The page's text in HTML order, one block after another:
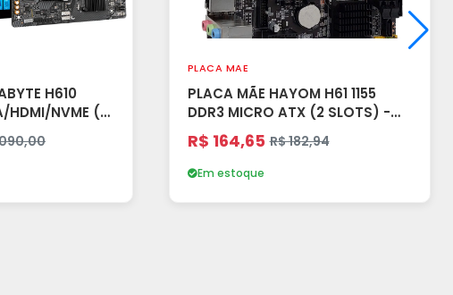
H610
HDMI/NVME (2
PLACA MAE
PLACA MÃE HAYOM H61 1155
DDR3 MICRO ATX (2 SLOTS) -
PRETO (A)
R$ 164,65 R$ 182,94
Em estoque